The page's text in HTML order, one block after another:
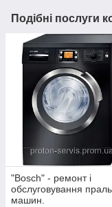
Подібні послуги
"Bosch" - ремонт і
обслуговування
машин.